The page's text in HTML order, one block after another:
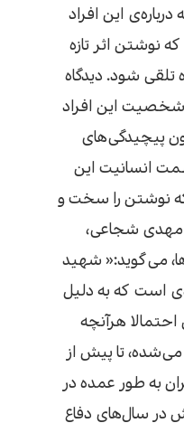
این افراد
نوشتن اثر تازه
تلقی شود. دیدگاه
شخصیت این افراد
پیچیدگی‌های
انسانیت این
نوشتن را سخت و
مهدی شجاعی،
می‌گوید:« شهید
است که به دلیل
هرآنچه
تا پیش از
به طور عمده در
در سال‌های دفاع